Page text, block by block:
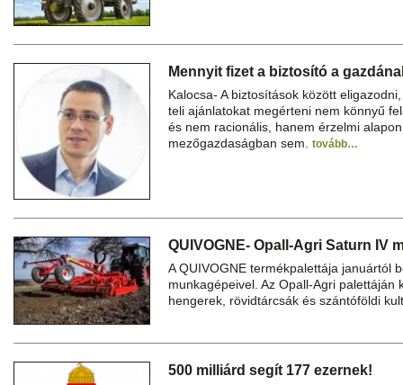
Mennyit fizet a biztosító a
Kalocsa- A biztosítások között
teli ajánlatokat megérteni nem könnyű
és nem racionális, hanem érzelmi
mezőgazdaságban sem. tovább…
QUIVOGNE- Opall-Agri Saturn IV
A QUIVOGNE termékpalettája januártól
munkagépeivel. Az Opall-Agri palettáján
hengerek, rövidtárcsák és szántóföldi
500 milliárd segít 177 ezernek!